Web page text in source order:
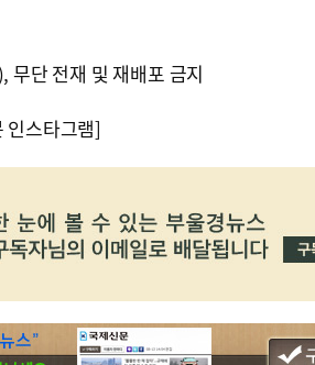
단 전재 및 재배포 금지
인스타그램]